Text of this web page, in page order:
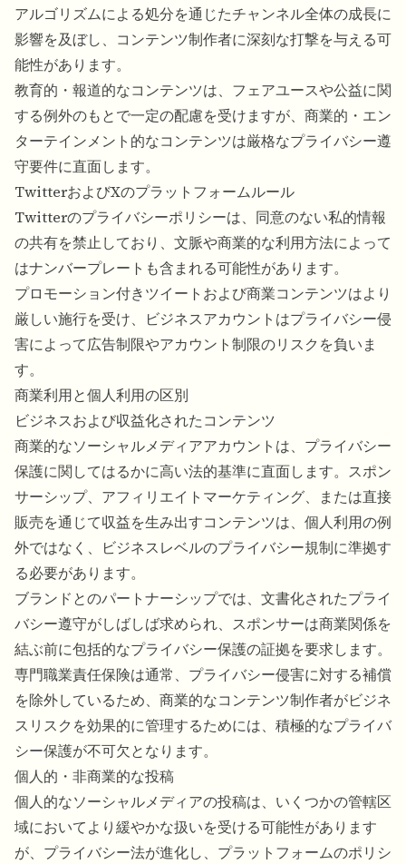
アルゴリズムによる処分を通じたチャンネル全体の成長に
影響を及ぼし、コンテンツ制作者に深刻な打撃を与える可
能性があります。
教育的・報道的なコンテンツは、フェアユースや公益に関
する例外のもとで一定の配慮を受けますが、商業的・エン
ターテインメント的なコンテンツは厳格なプライバシー遵
守要件に直面します。
TwitterおよびXのプラットフォームルール
Twitterのプライバシーポリシーは、同意のない私的情報
の共有を禁止しており、文脈や商業的な利用方法によって
はナンバープレートも含まれる可能性があります。
プロモーション付きツイートおよび商業コンテンツはより
厳しい施行を受け、ビジネスアカウントはプライバシー侵
害によって広告制限やアカウント制限のリスクを負いま
す。
商業利用と個人利用の区別
ビジネスおよび収益化されたコンテンツ
商業的なソーシャルメディアアカウントは、プライバシー
保護に関してはるかに高い法的基準に直面します。スポン
サーシップ、アフィリエイトマーケティング、または直接
販売を通じて収益を生み出すコンテンツは、個人利用の例
外ではなく、ビジネスレベルのプライバシー規制に準拠す
る必要があります。
ブランドとのパートナーシップでは、文書化されたプライ
バシー遵守がしばしば求められ、スポンサーは商業関係を
結ぶ前に包括的なプライバシー保護の証拠を要求します。
専門職業責任保険は通常、プライバシー侵害に対する補償
を除外しているため、商業的なコンテンツ制作者がビジネ
スリスクを効果的に管理するためには、積極的なプライバ
シー保護が不可欠となります。
個人的・非商業的な投稿
個人的なソーシャルメディアの投稿は、いくつかの管轄区
域においてより緩やかな扱いを受ける可能性があります
が、プライバシー法が進化し、プラットフォームのポリシ